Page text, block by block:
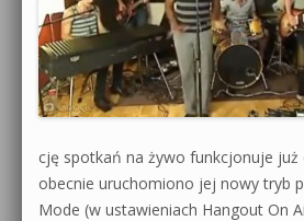
Sound Forge od podstaw
Dubstep z syntezatorem Massive
Kontakt 5 Kompendium
Pakiety
Archiwum aktualności
Polityka prywatności
Regulamin
Działanie sklepu internetowego
cję spotkań na żywo funkcjonuje już
obecnie uruchomiono jej nowy tryb
Mode (w ustawieniach Hangout On